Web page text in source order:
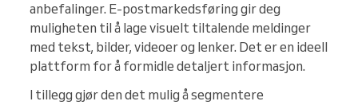
anbefalinger. E-postmarkedsføring gir deg
muligheten til å lage visuelt tiltalende meldinger
med tekst, bilder, videoer og lenker. Det er en ideell
plattform for å formidle detaljert informasjon.
I tillegg gjør den det mulig å segmentere